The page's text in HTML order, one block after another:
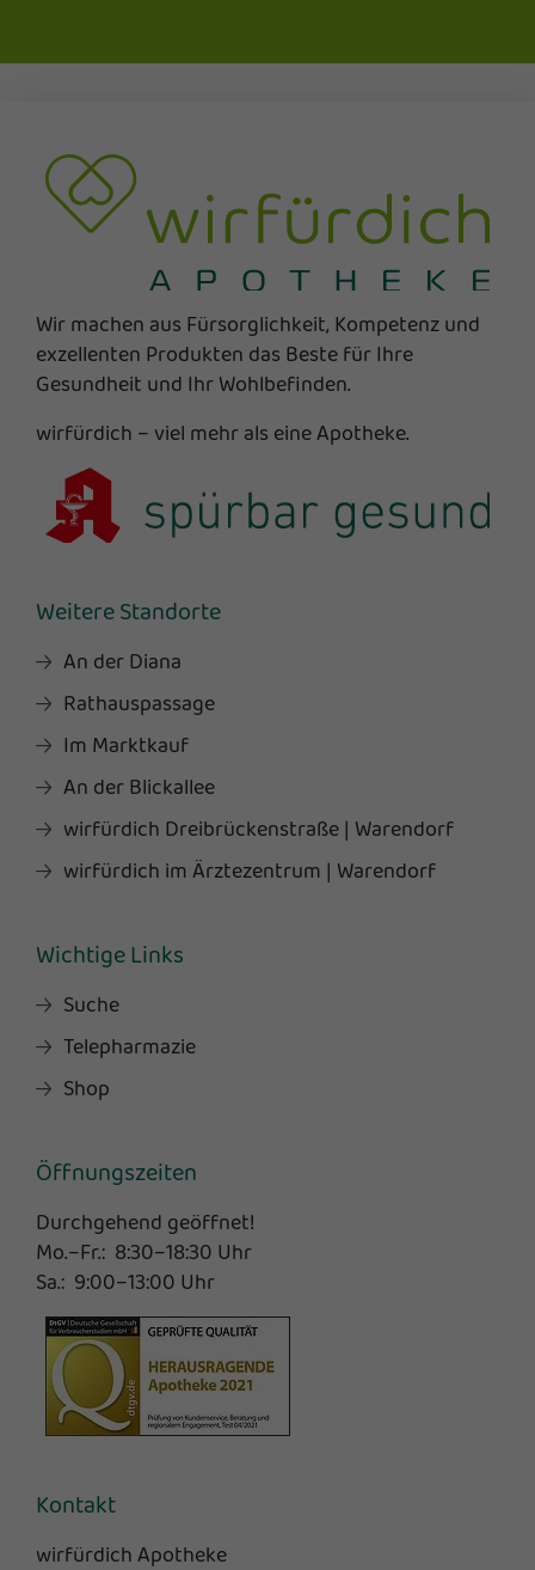
Wir machen aus Fürsorglichkeit, Kompetenz und
exzellenten Produkten das Beste für Ihre
Gesundheit und Ihr Wohlbefinden.
wirfürdich – viel mehr als eine Apotheke.
Weitere Standorte
An der Diana
Rathauspassage
Im Marktkauf
An der Blickallee
wirfürdich Dreibrückenstraße | Warendorf
wirfürdich im Ärztezentrum | Warendorf
Wichtige Links
Suche
Telepharmazie
Shop
Öffnungszeiten
Durchgehend geöffnet!
Mo.–Fr.: 8:30–18:30 Uhr
Sa.: 9:00–13:00 Uhr
Kontakt
wirfürdich Apotheke